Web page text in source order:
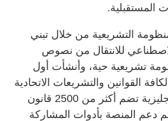
المستقبلية.
التشريعية من خلال تبني
للانتقال من نصوص
تشريعية حية، وأنشأت أول
القوانين والتشريعات الاتحادية
باللغتين العربية والانجليزية تضم أكثر من 2500 قانون
دعم المنصة بأدوات المشاركة